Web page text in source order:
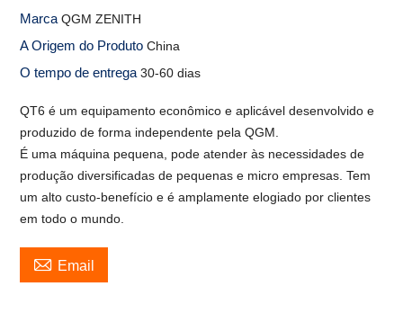
MarcaQGM ZENITH
A Origem do ProdutoChina
O tempo de entrega30-60 dias
QT6 é um equipamento econômico e aplicável desenvolvido e
produzido de forma independente pela QGM.
É uma máquina pequena, pode atender às necessidades de
produção diversificadas de pequenas e micro empresas. Tem
um alto custo-benefício e é amplamente elogiado por clientes
em todo o mundo.
 Email